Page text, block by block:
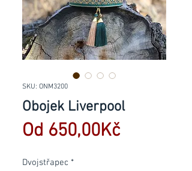
SKU: ONM3200
Obojek Liverpool
Od 650,00Kč
Dvojstřapec *